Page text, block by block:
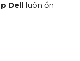
Dell luôn ổn